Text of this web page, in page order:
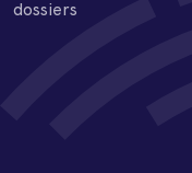
dossiers